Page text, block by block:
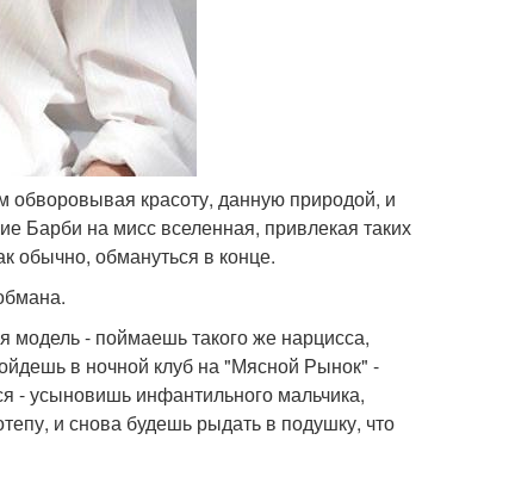
обворовывая красоту, данную природой, и
Барби на мисс вселенная, привлекая таких
обычно, обмануться в конце.
модель - поймаешь такого же нарцисса,
в ночной клуб на "Мясной Рынок" -
- усыновишь инфантильного мальчика,
и снова будешь рыдать в подушку, что